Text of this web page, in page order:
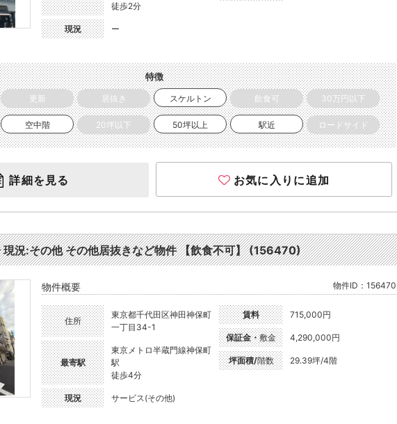
徒歩2分
現況 ー
特徴
更新 居抜き スケルトン 飲食可 30万円以下
空中階 20坪以下 50坪以上 駅近 ロードサイド
詳細を見る お気に入りに追加
現況:その他 その他居抜きなど物件 【飲食不可】 (156470)
物件概要 物件ID：156470
住所
東京都千代田区神田神保町
一丁目34-1
最寄駅
東京メトロ半蔵門線神保町
駅
徒歩4分
現況 サービス(その他)
賃料 715,000円
保証金・敷金 4,290,000円
坪面積/階数 29.39坪/4階